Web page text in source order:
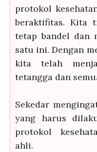
protokol
beraktifitas. Kita
tetap bandel dan
satu ini. Dengan
kita telah
tetangga dan
Sekedar
yang harus
protokol
ahli.